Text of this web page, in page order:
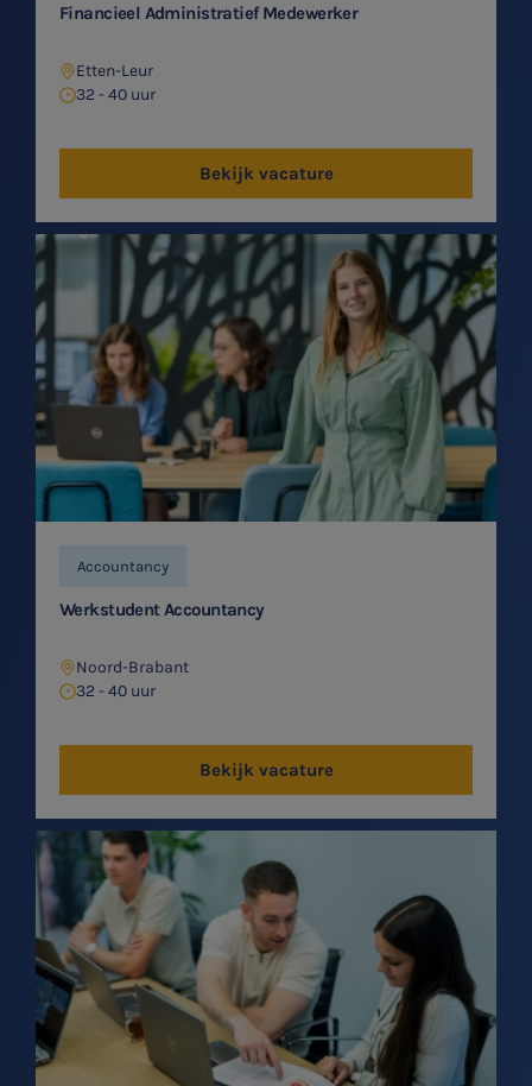
Financieel Administratief Medewerker
Etten-Leur
32 - 40 uur
Bekijk vacature
Accountancy
Werkstudent Accountancy
Noord-Brabant
32 - 40 uur
Bekijk vacature